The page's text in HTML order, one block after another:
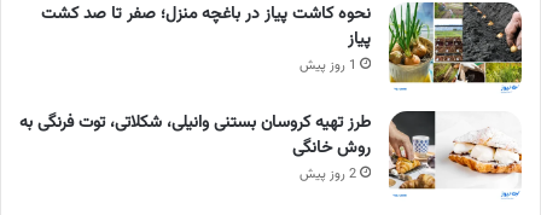
نحوه کاشت پیاز در باغچه منزل؛ صفر تا صد کشت
پیاز
1 روز پیش
طرز تهیه کروسان بستنی وانیلی، شکلاتی، توت فرنگی به
روش خانگی
2 روز پیش